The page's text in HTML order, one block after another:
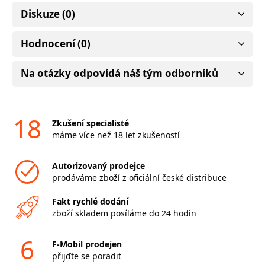
Diskuze (0)
Hodnocení (0)
Na otázky odpovídá náš tým odborníků
18
Zkušení specialisté
máme více než 18 let zkušeností
Autorizovaný prodejce
prodáváme zboží z oficiální české distribuce
Fakt rychlé dodání
zboží skladem posíláme do 24 hodin
6
F-Mobil prodejen
přijďte se poradit